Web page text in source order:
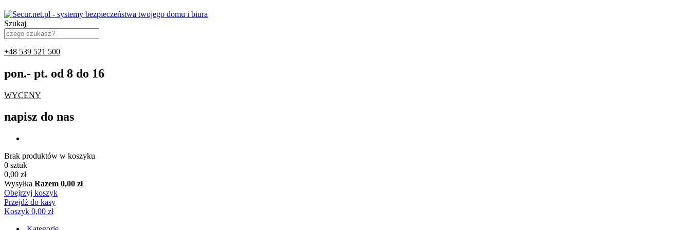
Szukaj
+48 539 521 500
pon.- pt. od 8 do 16
WYCENY
napisz do nas
Brak produktów w koszyku
0 sztuk
0,00 zł
Wysyłka Razem 0,00 zł
Obejrzyj koszyk
Przejdź do kasy
Koszyk 0,00 zł